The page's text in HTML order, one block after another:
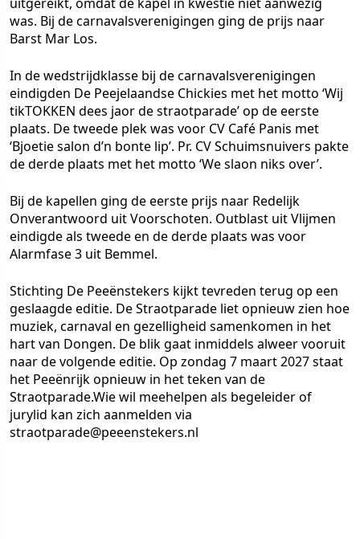
was. Bij de carnavalsverenigingen ging de prijs naar
Barst Mar Los.
In de wedstrijdklasse bij de carnavalsverenigingen
eindigden De Peejelaandse Chickies met het motto ‘Wij
tikTOKKEN dees jaor de straotparade’ op de eerste
plaats. De tweede plek was voor CV Café Panis met
‘Bjoetie salon d’n bonte lip’. Pr. CV Schuimsnuivers pakte
de derde plaats met het motto ‘We slaon niks over’.
Bij de kapellen ging de eerste prijs naar Redelijk
Onverantwoord uit Voorschoten. Outblast uit Vlijmen
eindigde als tweede en de derde plaats was voor
Alarmfase 3 uit Bemmel.
Stichting De Peeënstekers kijkt tevreden terug op een
geslaagde editie. De Straotparade liet opnieuw zien hoe
muziek, carnaval en gezelligheid samenkomen in het
hart van Dongen. De blik gaat inmiddels alweer vooruit
naar de volgende editie. Op zondag 7 maart 2027 staat
het Peeënrijk opnieuw in het teken van de
Straotparade.Wie wil meehelpen als begeleider of
jurylid kan zich aanmelden via
straotparade@peeenstekers.nl